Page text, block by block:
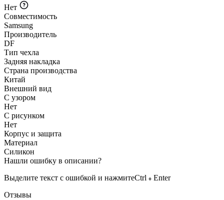
Нет
Совместимость
Samsung
Производитель
DF
Тип чехла
Задняя накладка
Страна производства
Китай
Внешний вид
С узором
Нет
С рисунком
Нет
Корпус и защита
Материал
Силикон
Нашли ошибку в описании?
Выделите текст с ошибкой и нажмитеCtrl
Enter
Отзывы